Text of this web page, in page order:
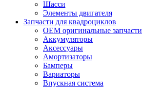
Шасси
Элементы двигателя
Запчасти для квадроциклов
OEM оригинальные запчасти
Аккумуляторы
Аксессуары
Амортизаторы
Бамперы
Вариаторы
Впускная система